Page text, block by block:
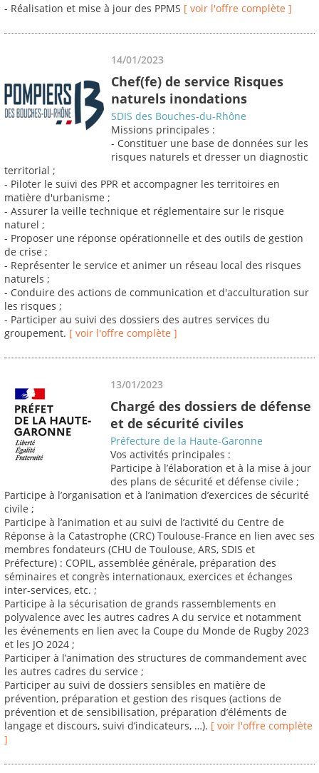
- Réalisation et mise à jour des PPMS [ voir l'offre complète ]
14/01/2023
Chef(fe) de service Risques
naturels inondations
SDIS des Bouches-du-Rhône
Missions principales :
- Constituer une base de données sur les
risques naturels et dresser un diagnostic
territorial ;
- Piloter le suivi des PPR et accompagner les territoires en
matière d'urbanisme ;
- Assurer la veille technique et réglementaire sur le risque
naturel ;
- Proposer une réponse opérationnelle et des outils de gestion
de crise ;
- Représenter le service et animer un réseau local des risques
naturels ;
- Conduire des actions de communication et d'acculturation sur
les risques ;
- Participer au suivi des dossiers des autres services du
groupement. [ voir l'offre complète ]
13/01/2023
Chargé des dossiers de défense
et de sécurité civiles
Préfecture de la Haute-Garonne
Vos activités principales :
Participe à l’élaboration et à la mise à jour
des plans de sécurité et défense civile ;
Participe à l’organisation et à l’animation d’exercices de sécurité
civile ;
Participe à l’animation et au suivi de l’activité du Centre de
Réponse à la Catastrophe (CRC) Toulouse-France en lien avec ses
membres fondateurs (CHU de Toulouse, ARS, SDIS et
Préfecture) : COPIL, assemblée générale, préparation des
séminaires et congrès internationaux, exercices et échanges
inter-services, etc. ;
Participe à la sécurisation de grands rassemblements en
polyvalence avec les autres cadres A du service et notamment
les événements en lien avec la Coupe du Monde de Rugby 2023
et les JO 2024 ;
Participer à l’animation des structures de commandement avec
les autres cadres du service ;
Participer au suivi de dossiers sensibles en matière de
prévention, préparation et gestion des risques (actions de
prévention et de sensibilisation, préparation d’éléments de
langage et discours, suivi d’indicateurs, …). [ voir l'offre complète
]